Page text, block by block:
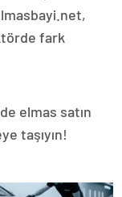
fark
elmas satın
taşıyın!